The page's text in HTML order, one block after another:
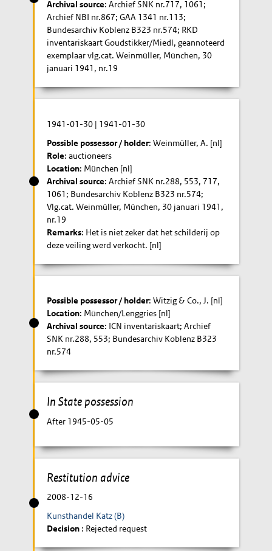
Archival source: Archief SNK nr.717, 1061;
Archief NBI nr.867; GAA 1341 nr.113;
Bundesarchiv Koblenz B323 nr.574; RKD
inventariskaart Goudstikker/Miedl, geannoteerd
exemplaar vlg.cat. Weinmüller, München, 30
januari 1941, nr.19
1941-01-30 | 1941-01-30
Possible possessor / holder: Weinmüller, A. [nl]
Role: auctioneers
Location: München [nl]
Archival source: Archief SNK nr.288, 553, 717,
1061; Bundesarchiv Koblenz B323 nr.574;
Vlg.cat. Weinmüller, München, 30 januari 1941,
nr.19
Remarks: Het is niet zeker dat het schilderij op
deze veiling werd verkocht. [nl]
Possible possessor / holder: Witzig & Co., J. [nl]
Location: München/Lenggries [nl]
Archival source: ICN inventariskaart; Archief
SNK nr.288, 553; Bundesarchiv Koblenz B323
nr.574
In State possession
After 1945-05-05
Restitution advice
2008-12-16
Kunsthandel Katz (B)
Decision : Rejected request